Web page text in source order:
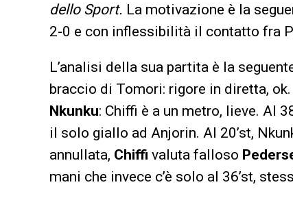
dello Sport. La motivazione è la
2-0 e con inflessibilità il contatto fra
L’analisi della sua partita è la
braccio di Tomori: rigore in diretta,
Nkunku: Chiffi è a un metro, lieve. Al
il solo giallo ad Anjorin. Al 20’st,
annullata, Chiffi valuta falloso
mani che invece c’è solo al 36’st,